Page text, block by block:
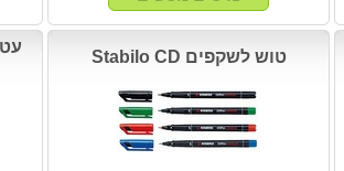
טוש לשקפים Stabilo CD